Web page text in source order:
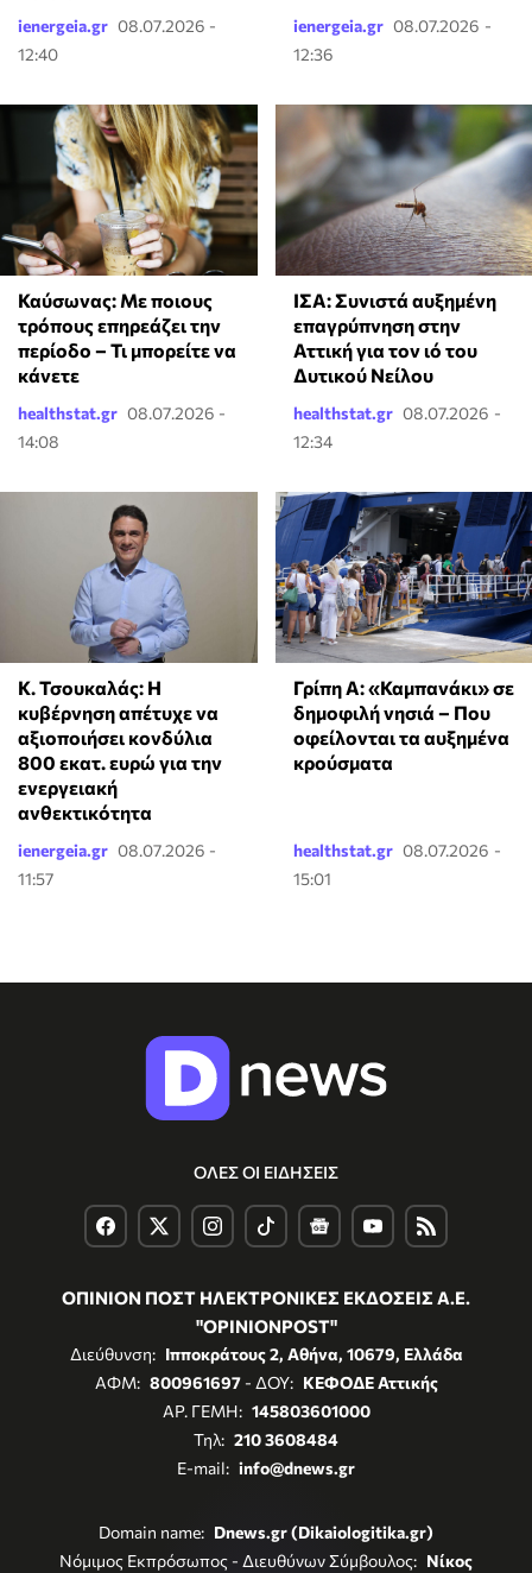
ienergeia.gr 08.07.2026 -
12:40
ienergeia.gr 08.07.2026 -
12:36
Καύσωνας: Με ποιους
τρόπους επηρεάζει την
περίοδο – Τι μπορείτε να
κάνετε
healthstat.gr 08.07.2026 -
14:08
ΙΣΑ: Συνιστά αυξημένη
επαγρύπνηση στην
Αττική για τον ιό του
Δυτικού Νείλου
healthstat.gr 08.07.2026 -
12:34
Κ. Τσουκαλάς: Η
κυβέρνηση απέτυχε να
αξιοποιήσει κονδύλια
800 εκατ. ευρώ για την
ενεργειακή
ανθεκτικότητα
ienergeia.gr 08.07.2026 -
11:57
Γρίπη Α: «Καμπανάκι» σε
δημοφιλή νησιά – Που
οφείλονται τα αυξημένα
κρούσματα
healthstat.gr 08.07.2026 -
15:01
ΟΛΕΣ ΟΙ ΕΙΔΗΣΕΙΣ
ΟΠΙΝΙΟΝ ΠΟΣΤ ΗΛΕΚΤΡΟΝΙΚΕΣ ΕΚΔΟΣΕΙΣ Α.Ε.
"OPINIONPOST"
Διεύθυνση: Ιπποκράτους 2, Αθήνα, 10679, Ελλάδα
ΑΦΜ: 800961697- ΔΟΥ: ΚΕΦΟΔΕ Αττικής
ΑΡ. ΓΕΜΗ: 145803601000
Τηλ: 210 3608484
E-mail: info@dnews.gr
Domain name: Dnews.gr (Dikaiologitika.gr)
Νόμιμος Εκπρόσωπος - Διευθύνων Σύμβουλος: Νίκος